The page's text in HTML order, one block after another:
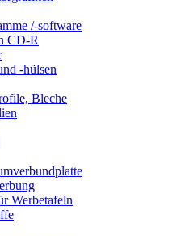
/-software
CD-R
-hülsen
Bleche
Werbetafeln